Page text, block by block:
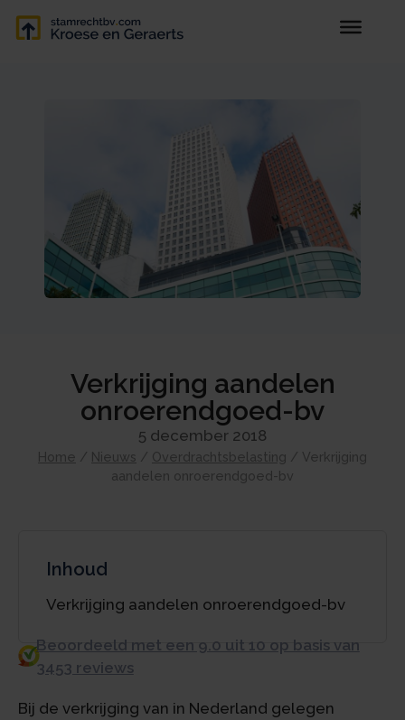
Verkrijging aandelen
onroerendgoed-bv
5 december 2018
Home / Nieuws / Overdrachtsbelasting / Verkrijging
aandelen onroerendgoed-bv
Inhoud
Verkrijging aandelen onroerendgoed-bv
Beoordeeld met een 9.0 uit 10 op basis van
3453 reviews
Bij de verkrijging van in Nederland gelegen